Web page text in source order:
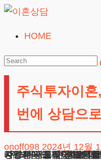
Skip
content
혼
상
HOME
주식투자이
번에 상담으
onoff098 2024년 12월
주식투자이혼, 재산정리까지 한번에 상담으로 해결하기 최근 경제침체가 지속되면서 생활고를 극복하려는 다양한 시도들이 이어지고 있습니다. 특히 증권시장의 상승세에 힘입어 개인들의 투자참여가 급증하면서 가정경제에도 상
상호 :
사업자
대
광고책